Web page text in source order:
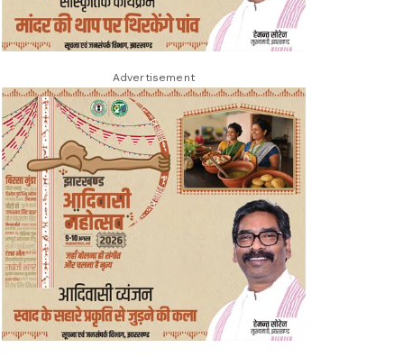
Advertisement